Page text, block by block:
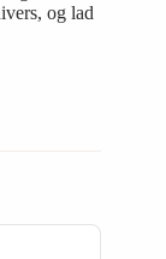
og lad